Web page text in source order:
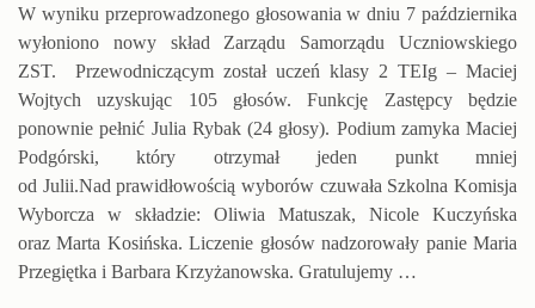
W wyniku przeprowadzonego głosowania w dniu 7 października
wyłoniono nowy skład Zarządu Samorządu Uczniowskiego
ZST. Przewodniczącym został uczeń klasy 2 TEIg – Maciej
Wojtych uzyskując 105 głosów. Funkcję Zastępcy będzie
ponownie pełnić Julia Rybak (24 głosy). Podium zamyka Maciej
Podgórski, który otrzymał jeden punkt mniej
od Julii.Nad prawidłowością wyborów czuwała Szkolna Komisja
Wyborcza w składzie: Oliwia Matuszak, Nicole Kuczyńska
oraz Marta Kosińska. Liczenie głosów nadzorowały panie Maria
Przegiętka i Barbara Krzyżanowska. Gratulujemy …